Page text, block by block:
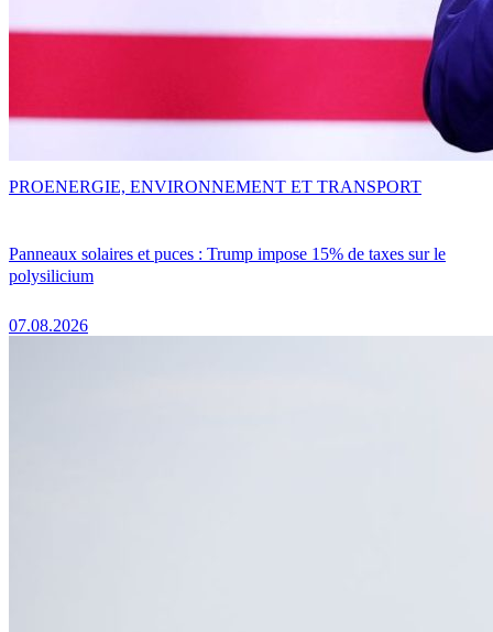
Panneaux solaires et puces : Trump impose 15% de taxes sur le
polysilicium
07.08.2026
PROENERGIE, ENVIRONNEMENT ET TRANSPORT